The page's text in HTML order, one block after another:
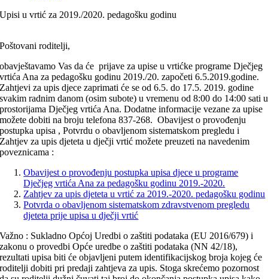
Upisi u vrtić za 2019./2020. pedagošku godinu
Poštovani roditelji,
obavještavamo Vas da će prijave za upise u vrtićke programe Dječjeg
vrtića Ana za pedagošku godinu 2019./20. započeti 6.5.2019.godine.
Zahtjevi za upis djece zaprimati će se od 6.5. do 17.5. 2019. godine
svakim radnim danom (osim subote) u vremenu od 8:00 do 14:00 sati u
prostorijama Dječjeg vrtića Ana. Dodatne informacije vezane za upise
možete dobiti na broju telefona 837-268. Obavijest o provođenju
postupka upisa , Potvrdu o obavljenom sistematskom pregledu i
Zahtjev za upis djeteta u dječji vrtić možete preuzeti na navedenim
poveznicama :
Obavijest o provođenju postupka upisa djece u programe
Dječjeg vrtića Ana za pedagošku godinu 2019.-2020.
Zahtjev za upis djeteta u vrtić za 2019.-2020. pedagošku godinu
Potvrda o obavljenom sistematskom zdravstvenom pregledu
djeteta prije upisa u dječji vrtić
Važno : Sukladno Općoj Uredbi o zaštiti podataka (EU 2016/679) i
zakonu o provedbi Opće uredbe o zaštiti podataka (NN 42/18),
rezultati upisa biti će objavljeni putem identifikacijskog broja kojeg će
roditelji dobiti pri predaji zahtjeva za upis. Stoga skrećemo pozornost